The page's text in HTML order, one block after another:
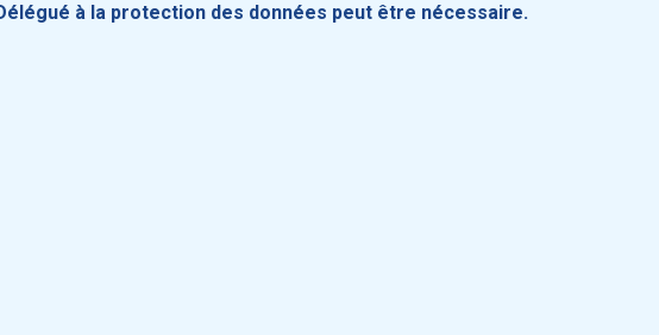
à la protection des données peut être nécessaire.